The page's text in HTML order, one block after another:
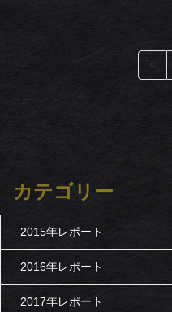
カテゴリー
2015年レポート
2016年レポート
2017年レポート